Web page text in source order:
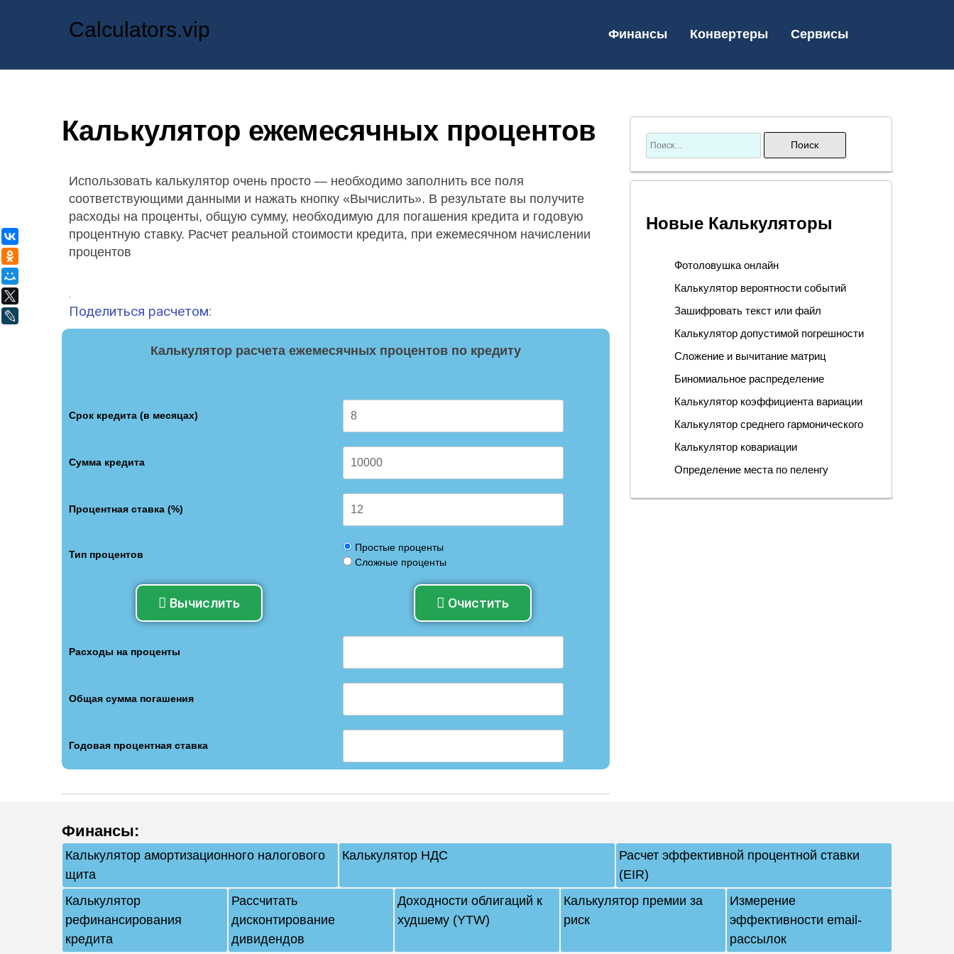
Calculators.vip Финансы Конвертеры Сервисы
Калькулятор ежемесячных процентов
Использовать калькулятор очень просто — необходимо заполнить все поля
соответствующими данными и нажать кнопку «Вычислить». В результате вы получите
расходы на проценты, общую сумму, необходимую для погашения кредита и годовую
процентную ставку. Расчет реальной стоимости кредита, при ежемесячном начислении
процентов
Поделиться расчетом:
Калькулятор расчета ежемесячных процентов по кредиту
Срок кредита (в месяцах)
Сумма кредита
Процентная ставка (%)
Тип процентов
Простые проценты
Сложные проценты
Вычислить Очистить
Расходы на проценты
Общая сумма погашения
Годовая процентная ставка
Новые Калькуляторы
Фотоловушка онлайн
Калькулятор вероятности событий
Зашифровать текст или файл
Калькулятор допустимой погрешности
Сложение и вычитание матриц
Биномиальное распределение
Калькулятор коэффициента вариации
Калькулятор среднего гармонического
Калькулятор ковариации
Определение места по пеленгу
Финансы:
Калькулятор амортизационного налогового
щита
Калькулятор НДС
Расчет эффективной процентной ставки
(EIR)
Калькулятор
рефинансирования
кредита
Рассчитать
дисконтирование
дивидендов
Доходности облигаций к
худшему (YTW)
Калькулятор премии за
риск
Измерение
эффективности email-
рассылок
Одноклассники
LiveJournal